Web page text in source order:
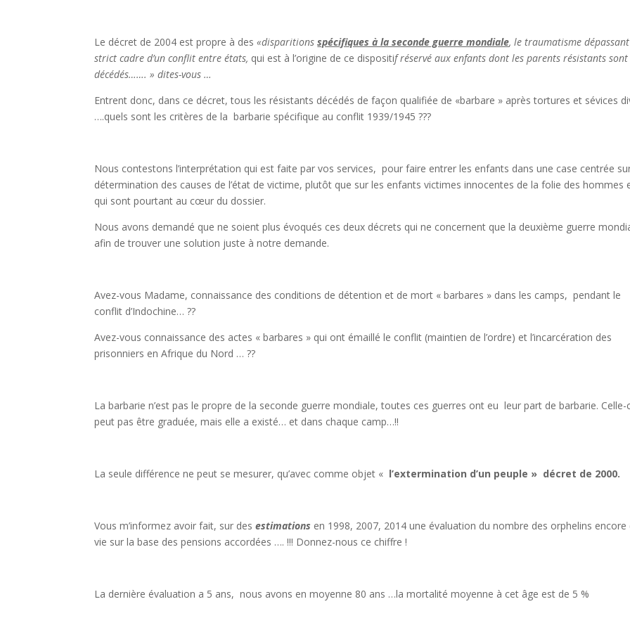
Le décret de 2004 est propre à des«disparitions spécifiques à la seconde guerre mondiale, le traumatisme
strict cadre d’un conflit entre états, qui est à l’origine de ce dispositif réservé aux enfants dont les parents résistants sont
décédés……. » dites-vous …
Entrent donc, dans ce décret, tous les résistants décédés de façon qualifiée de «barbare » après tortures et sévices
….quels sont les critères de la barbarie spécifique au conflit 1939/1945 ???
Nous contestons l’interprétation qui est faite par vos services, pour faire entrer les enfants dans une case centrée
détermination des causes de l’état de victime, plutôt que sur les enfants victimes innocentes de la folie des hommes
qui sont pourtant au cœur du dossier.
Nous avons demandé que ne soient plus évoqués ces deux décrets qui ne concernent que la deuxième guerre
afin de trouver une solution juste à notre demande.
Avez-vous Madame, connaissance des conditions de détention et de mort « barbares » dans les camps, pendant le
conflit d’Indochine… ??
Avez-vous connaissance des actes « barbares » qui ont émaillé le conflit (maintien de l’ordre) et l’incarcération des
prisonniers en Afrique du Nord … ??
La barbarie n’est pas le propre de la seconde guerre mondiale, toutes ces guerres ont eu leur part de barbarie. Celle-
peut pas être graduée, mais elle a existé… et dans chaque camp…!!
La seule différence ne peut se mesurer, qu’avec comme objet « l’extermination d’un peuple » décret de 2000.
Vous m’informez avoir fait, sur desestimations en 1998, 2007, 2014 une évaluation du nombre des orphelins encore
vie sur la base des pensions accordées …. !!! Donnez-nous ce chiffre !
La dernière évaluation a 5 ans, nous avons en moyenne 80 ans …la mortalité moyenne à cet âge est de 5 %